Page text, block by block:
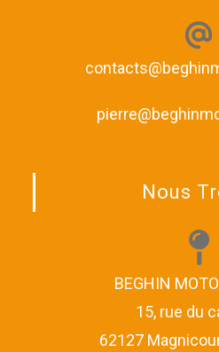
Nous
BEGHIN
15, rue du
62127